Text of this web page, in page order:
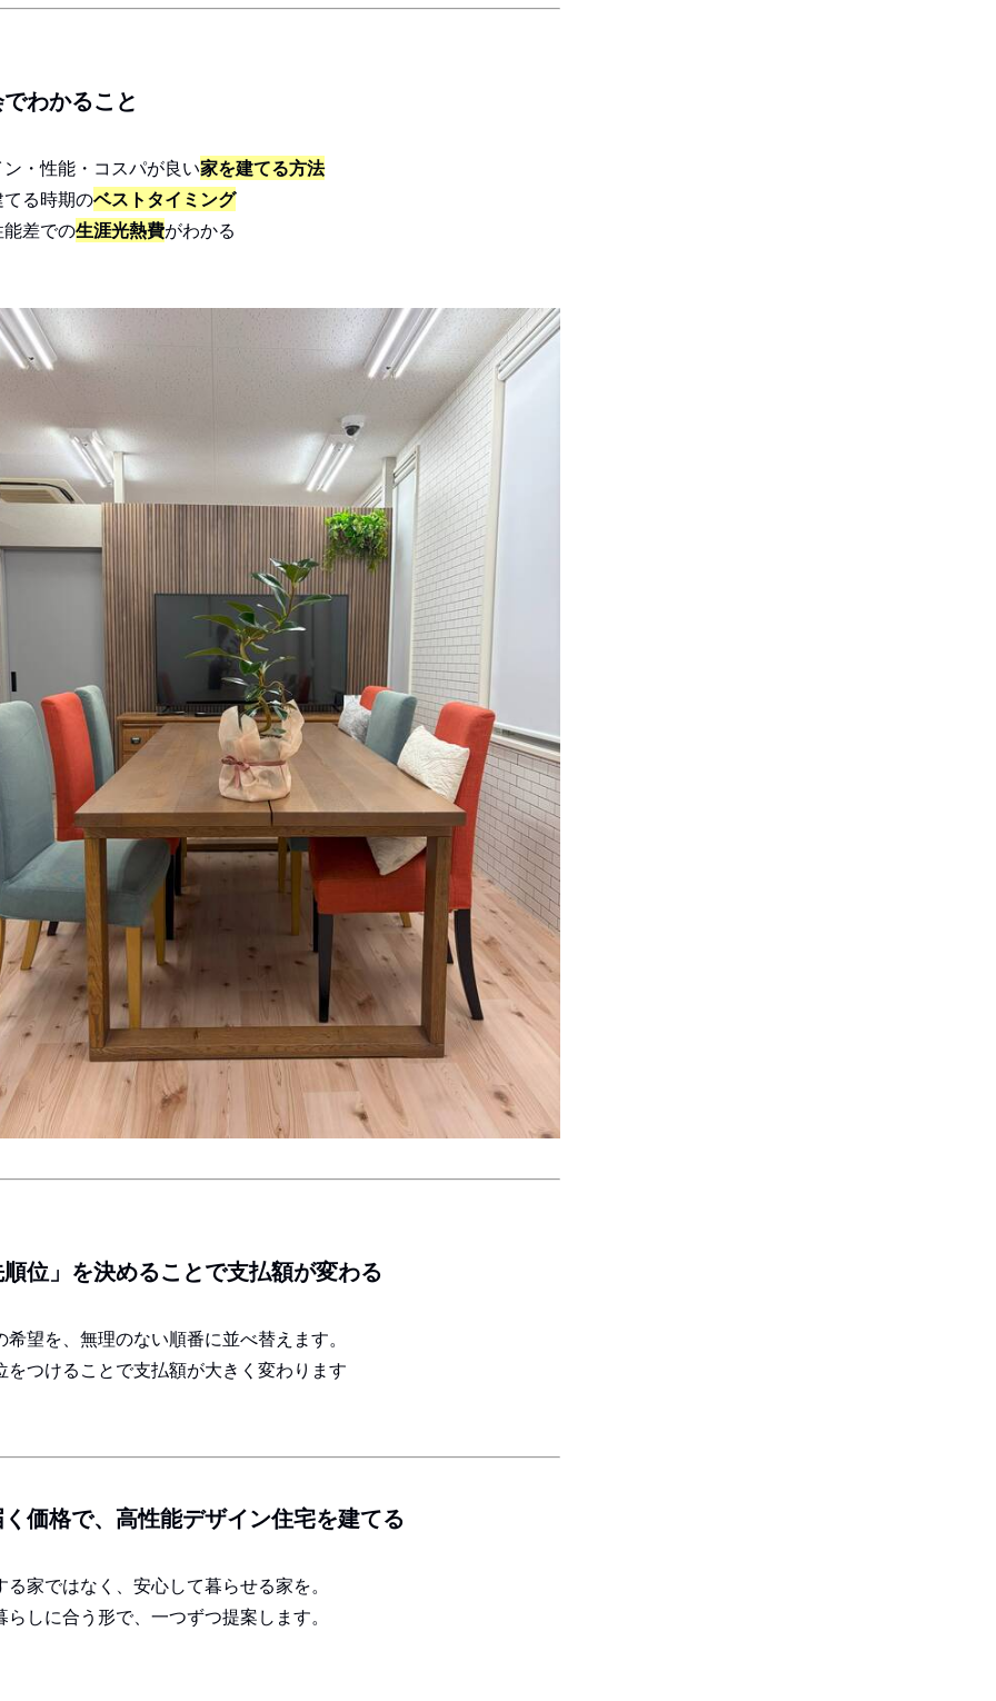
わかること
・性能・コスパが良い家を建てる方法
る時期のベストタイミング
差での生涯光熱費がわかる
位」を決めることで支払額が変わる
希望を、無理のない順番に並べ替えます。
をつけることで支払額が大きく変わります
価格で、高性能デザイン住宅を建てる
る家ではなく、安心して暮らせる家を。
らしに合う形で、一つずつ提案します。